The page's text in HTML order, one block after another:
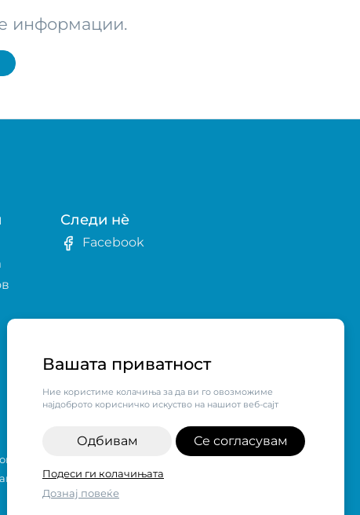
Вашата приватност
Ние користиме колачиња за да ви го овозможиме
најдоброто корисничко искуство на нашиот веб-сајт
Одбивам Се согласувам
Подеси ги колачињата
Дознај повеќе
информации.
Следи нè
Facebook
бизниси vol.2",
од компанијата Visa.